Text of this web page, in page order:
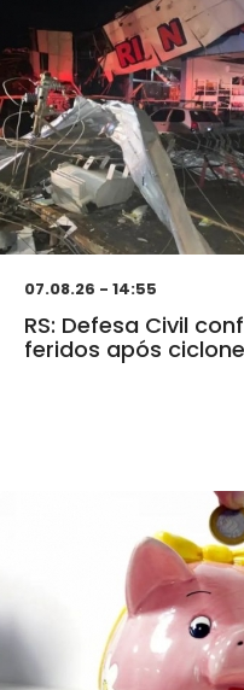
07.08.26 - 14:55
RS: Defesa Civil
feridos após